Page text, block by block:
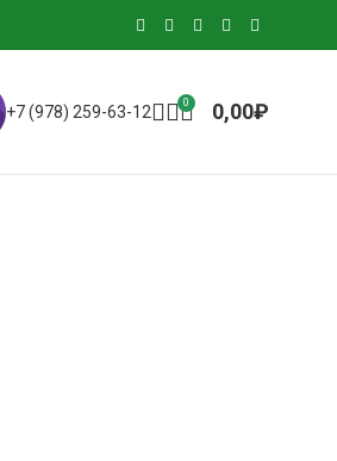
+7 (978) 259-63-12 0 0,00₽